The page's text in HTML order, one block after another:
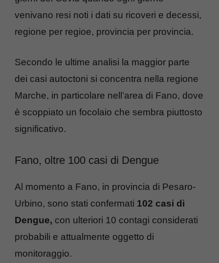
venivano resi noti i dati su ricoveri e decessi,
regione per regioe, provincia per provincia.
Secondo le ultime analisi la maggior parte
dei casi autoctoni si concentra nella regione
Marche, in particolare nell’area di Fano, dove
è scoppiato un focolaio che sembra piuttosto
significativo.
Fano, oltre 100 casi di Dengue
Al momento a Fano, in provincia di Pesaro-
Urbino, sono stati confermati 102 casi di
Dengue, con ulteriori 10 contagi considerati
probabili e attualmente oggetto di
monitoraggio.